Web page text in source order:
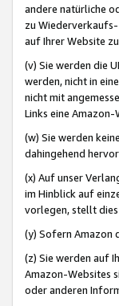
andere natürliche
zu
auf Ihrer Website
(v) Sie werden die
werden, nicht in
nicht mit
Links eine
(w) Sie werden
dahingehend
(x) Auf unser
im Hinblick auf
vorlegen, stellt
(y) Sofern Amazon
(z) Sie werden auf
Amazon-Websites
oder anderen